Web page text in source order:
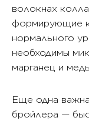
волокнах
формирующие
нормального
необходимы
марганец и
Еще одна
бройлера —